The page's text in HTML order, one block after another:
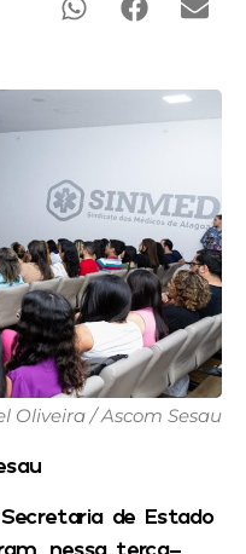
Oliveira / Ascom Sesau
de Estado
nessa terça-